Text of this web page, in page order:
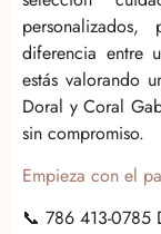
diferencia entre
estás valorando
Doral y Coral
sin compromiso.
Empieza con el
📞 786 413-0785